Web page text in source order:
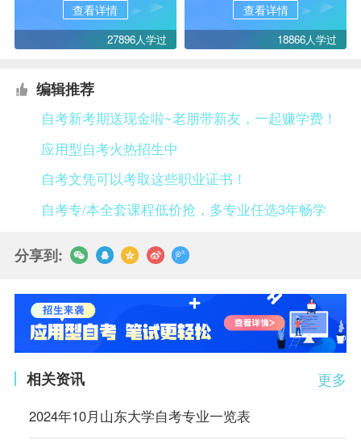
查看详情
27896人学过
查看详情
18866人学过
编辑推荐
自考新考期送现金啦~老朋带新友，一起赚学费！
应用型自考火热招生中
自考文凭可以考取这些职业证书！
自考专/本全套课程低价抢，多专业任选3年畅学
分享到:
更多
相关资讯
2024年10月山东大学自考专业一览表